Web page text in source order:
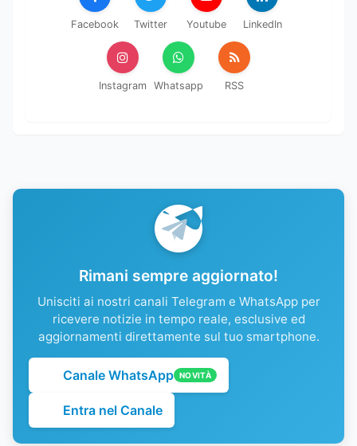
Facebook Twitter Youtube LinkedIn
Instagram Whatsapp RSS
Rimani sempre aggiornato!
Unisciti ai nostri canali Telegram e WhatsApp per
ricevere notizie in tempo reale, esclusive ed
aggiornamenti direttamente sul tuo smartphone.
Canale WhatsApp NOVITÀ
Entra nel Canale